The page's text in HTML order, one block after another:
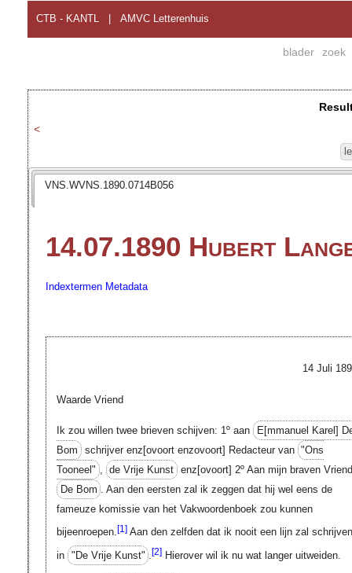
CTB - KANTL AMVC Letterenhuis
blader zoek
<
VNS.WVNS.1890.0714B056
14.07.1890 Hubert
Indextermen Metadata
14 Juli
Waarde Vriend
Ik zou willen twee brieven schijven: 1º aan E[mmanuel Karel]
Bom schrijver enz[ovoort enzovoort] Redacteur van "Ons
Tooneel" , de Vrije Kunst enz[ovoort] 2º Aan mijn braven
De Bom . Aan den eersten zal ik zeggen dat hij wel eens de
fameuze komissie van het Vakwoordenboek zou kunnen
bijeenroepen.[1]Aan den zelfden dat ik nooit een lijn zal schrijven
in "De Vrije Kunst" .[2] Hierover wil ik nu wat langer uitweiden.